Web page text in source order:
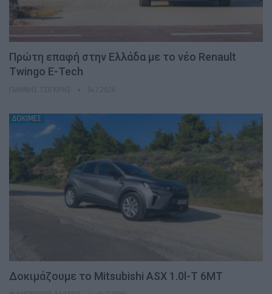
Πρώτη επαφή στην Ελλάδα με το νέο Renault
Twingo E-Tech
ΔΟΚΙΜΕΣ
Δοκιμάζουμε το Mitsubishi ASX 1.0l-T 6MT